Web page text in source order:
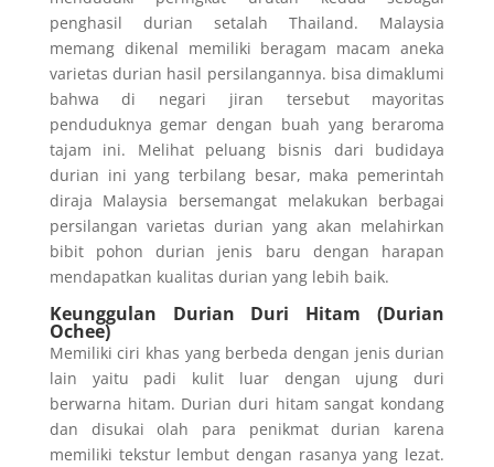
penghasil durian setalah Thailand. Malaysia
memang dikenal memiliki beragam macam aneka
varietas durian hasil persilangannya. bisa dimaklumi
bahwa di negari jiran tersebut mayoritas
penduduknya gemar dengan buah yang beraroma
tajam ini. Melihat peluang bisnis dari budidaya
durian ini yang terbilang besar, maka pemerintah
diraja Malaysia bersemangat melakukan berbagai
persilangan varietas durian yang akan melahirkan
bibit pohon durian jenis baru dengan harapan
mendapatkan kualitas durian yang lebih baik.
Keunggulan Durian Duri Hitam (Durian
Ochee)
Memiliki ciri khas yang berbeda dengan jenis durian
lain yaitu padi kulit luar dengan ujung duri
berwarna hitam. Durian duri hitam sangat kondang
dan disukai olah para penikmat durian karena
memiliki tekstur lembut dengan rasanya yang lezat.